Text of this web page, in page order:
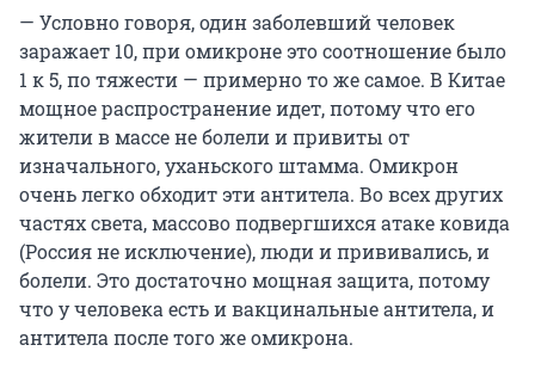
— Условно говоря, один заболевший человек
заражает 10, при омикроне это соотношение было
1 к 5, по тяжести — примерно то же самое. В Китае
мощное распространение идет, потому что его
жители в массе не болели и привиты от
изначального, уханьского штамма. Омикрон
очень легко обходит эти антитела. Во всех других
частях света, массово подвергшихся атаке ковида
(Россия не исключение), люди и прививались, и
болели. Это достаточно мощная защита, потому
что у человека есть и вакцинальные антитела, и
антитела после того же омикрона.